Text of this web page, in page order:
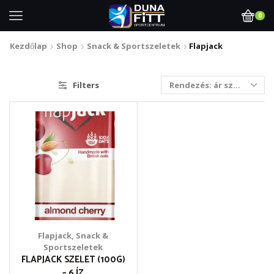
0
Kezdőlap Shop Snack & Sportszeletek Flapjack
Filters
Flapjack Snack &
Sportszeletek
FLAPJACK SZELET (100G)